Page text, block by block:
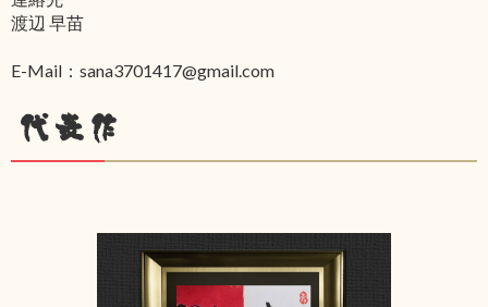
渡辺 早苗
E-Mail：sana3701417@gmail.com
代表作